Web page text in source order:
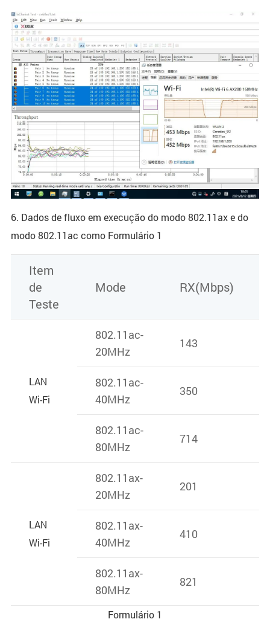
6. Dados de fluxo em execução do modo 802.11ax e do
modo 802.11ac como Formulário 1
Item
de
Teste
Mode RX(Mbps)
LAN
Wi-Fi
802.11ac-
20MHz
143
802.11ac-
40MHz
350
802.11ac-
80MHz
714
LAN
Wi-Fi
802.11ax-
20MHz
201
802.11ax-
40MHz
410
802.11ax-
80MHz
821
Formulário 1